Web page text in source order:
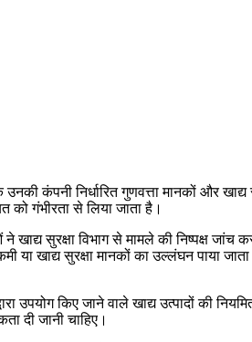
कंपनी निर्धारित गुणवत्ता मानकों और
को गंभीरता से लिया जाता है।
खाद्य सुरक्षा विभाग से मामले की निष्पक्ष
या खाद्य सुरक्षा मानकों का उल्लंघन पाया
उपयोग किए जाने वाले खाद्य उत्पादों
दी जानी चाहिए।